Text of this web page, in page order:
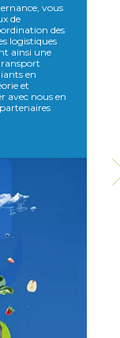
vous
de
des
logistiques
ainsi une
en
et
avec nous en